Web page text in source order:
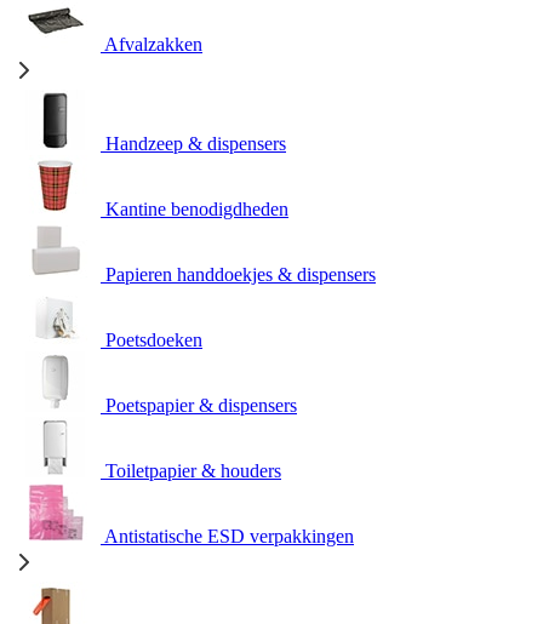
Afvalzakken
Handzeep & dispensers
Kantine benodigdheden
Papieren handdoekjes & dispensers
Poetsdoeken
Poetspapier & dispensers
Toiletpapier & houders
Antistatische ESD verpakkingen